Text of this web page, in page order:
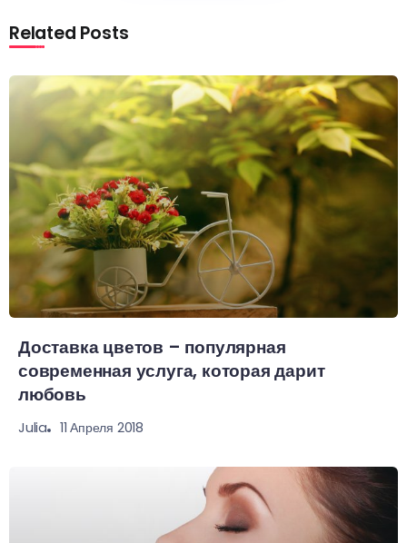
Related Posts
Доставка цветов – популярная
современная услуга, которая дарит
любовь
Julia 11 Апреля 2018